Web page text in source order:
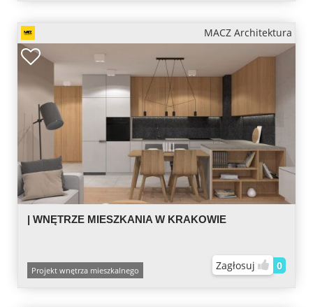
MACZ Architektura
| WNĘTRZE MIESZKANIA W KRAKOWIE
Projekt wnętrza mieszkalnego Zagłosuj 0